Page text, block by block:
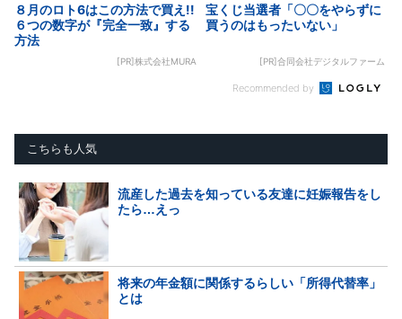
８月のロト6はこの方法で買え!!
６つの数字が『完全一致』する
方法
[PR]株式会社MURA
宝くじ当選者「〇〇をやらずに
買うのはもったいない」
[PR]合同会社デジタルファーム
Recommended by
こちらも人気
流産した過去を知っている友達に妊娠報告をし
たら…えっ
将来の年金額に関係するらしい「所得代替率」
とは